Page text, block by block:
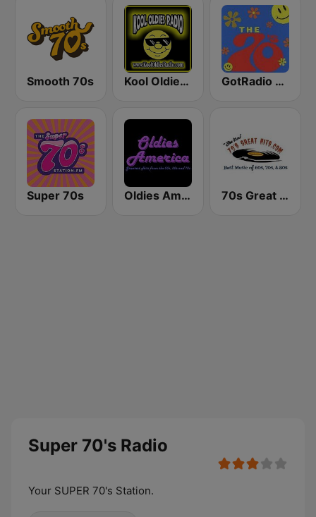
Smooth 70s Kool Oldies Radio GotRadio - 70s
Super 70s Oldies America 70s Great Hits
Super 70's Radio
Your SUPER 70's Station.